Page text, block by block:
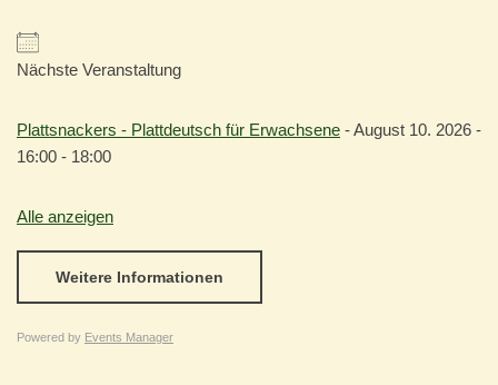
Nächste Veranstaltung
Plattsnackers - Plattdeutsch für Erwachsene - August 10. 2026 -
16:00 - 18:00
Alle anzeigen
Weitere Informationen
Powered by Events Manager